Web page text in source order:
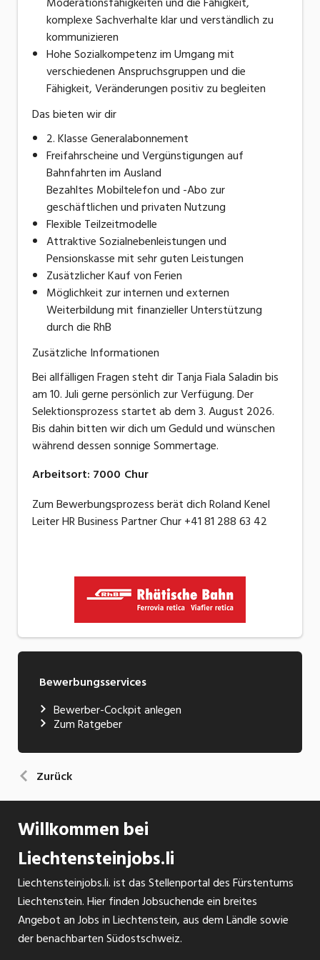
komplexe Sachverhalte klar und verständlich zu
kommunizieren
Hohe Sozialkompetenz im Umgang mit
verschiedenen Anspruchsgruppen und die
Fähigkeit, Veränderungen positiv zu begleiten
Das bieten wir dir
2. Klasse Generalabonnement
Freifahrscheine und Vergünstigungen auf
Bahnfahrten im Ausland
Bezahltes Mobiltelefon und -Abo zur
geschäftlichen und privaten Nutzung
Flexible Teilzeitmodelle
Attraktive Sozialnebenleistungen und
Pensionskasse mit sehr guten Leistungen
Zusätzlicher Kauf von Ferien
Möglichkeit zur internen und externen
Weiterbildung mit finanzieller Unterstützung
durch die RhB
Zusätzliche Informationen
Bei allfälligen Fragen steht dir Tanja Fiala Saladin bis
am 10. Juli gerne persönlich zur Verfügung. Der
Selektionsprozess startet ab dem 3. August 2026.
Bis dahin bitten wir dich um Geduld und wünschen
während dessen sonnige Sommertage.
Arbeitsort: 7000 Chur
Zum Bewerbungsprozess berät dich Roland Kenel
Leiter HR Business Partner Chur +41 81 288 63 42
Bewerbungsservices
Bewerber-Cockpit anlegen
Zum Ratgeber
Zurück
Willkommen bei
Liechtensteinjobs.li
Liechtensteinjobs.li. ist das Stellenportal des Fürstentums
Liechtenstein. Hier finden Jobsuchende ein breites
Angebot an Jobs in Liechtenstein, aus dem Ländle sowie
der benachbarten Südostschweiz.